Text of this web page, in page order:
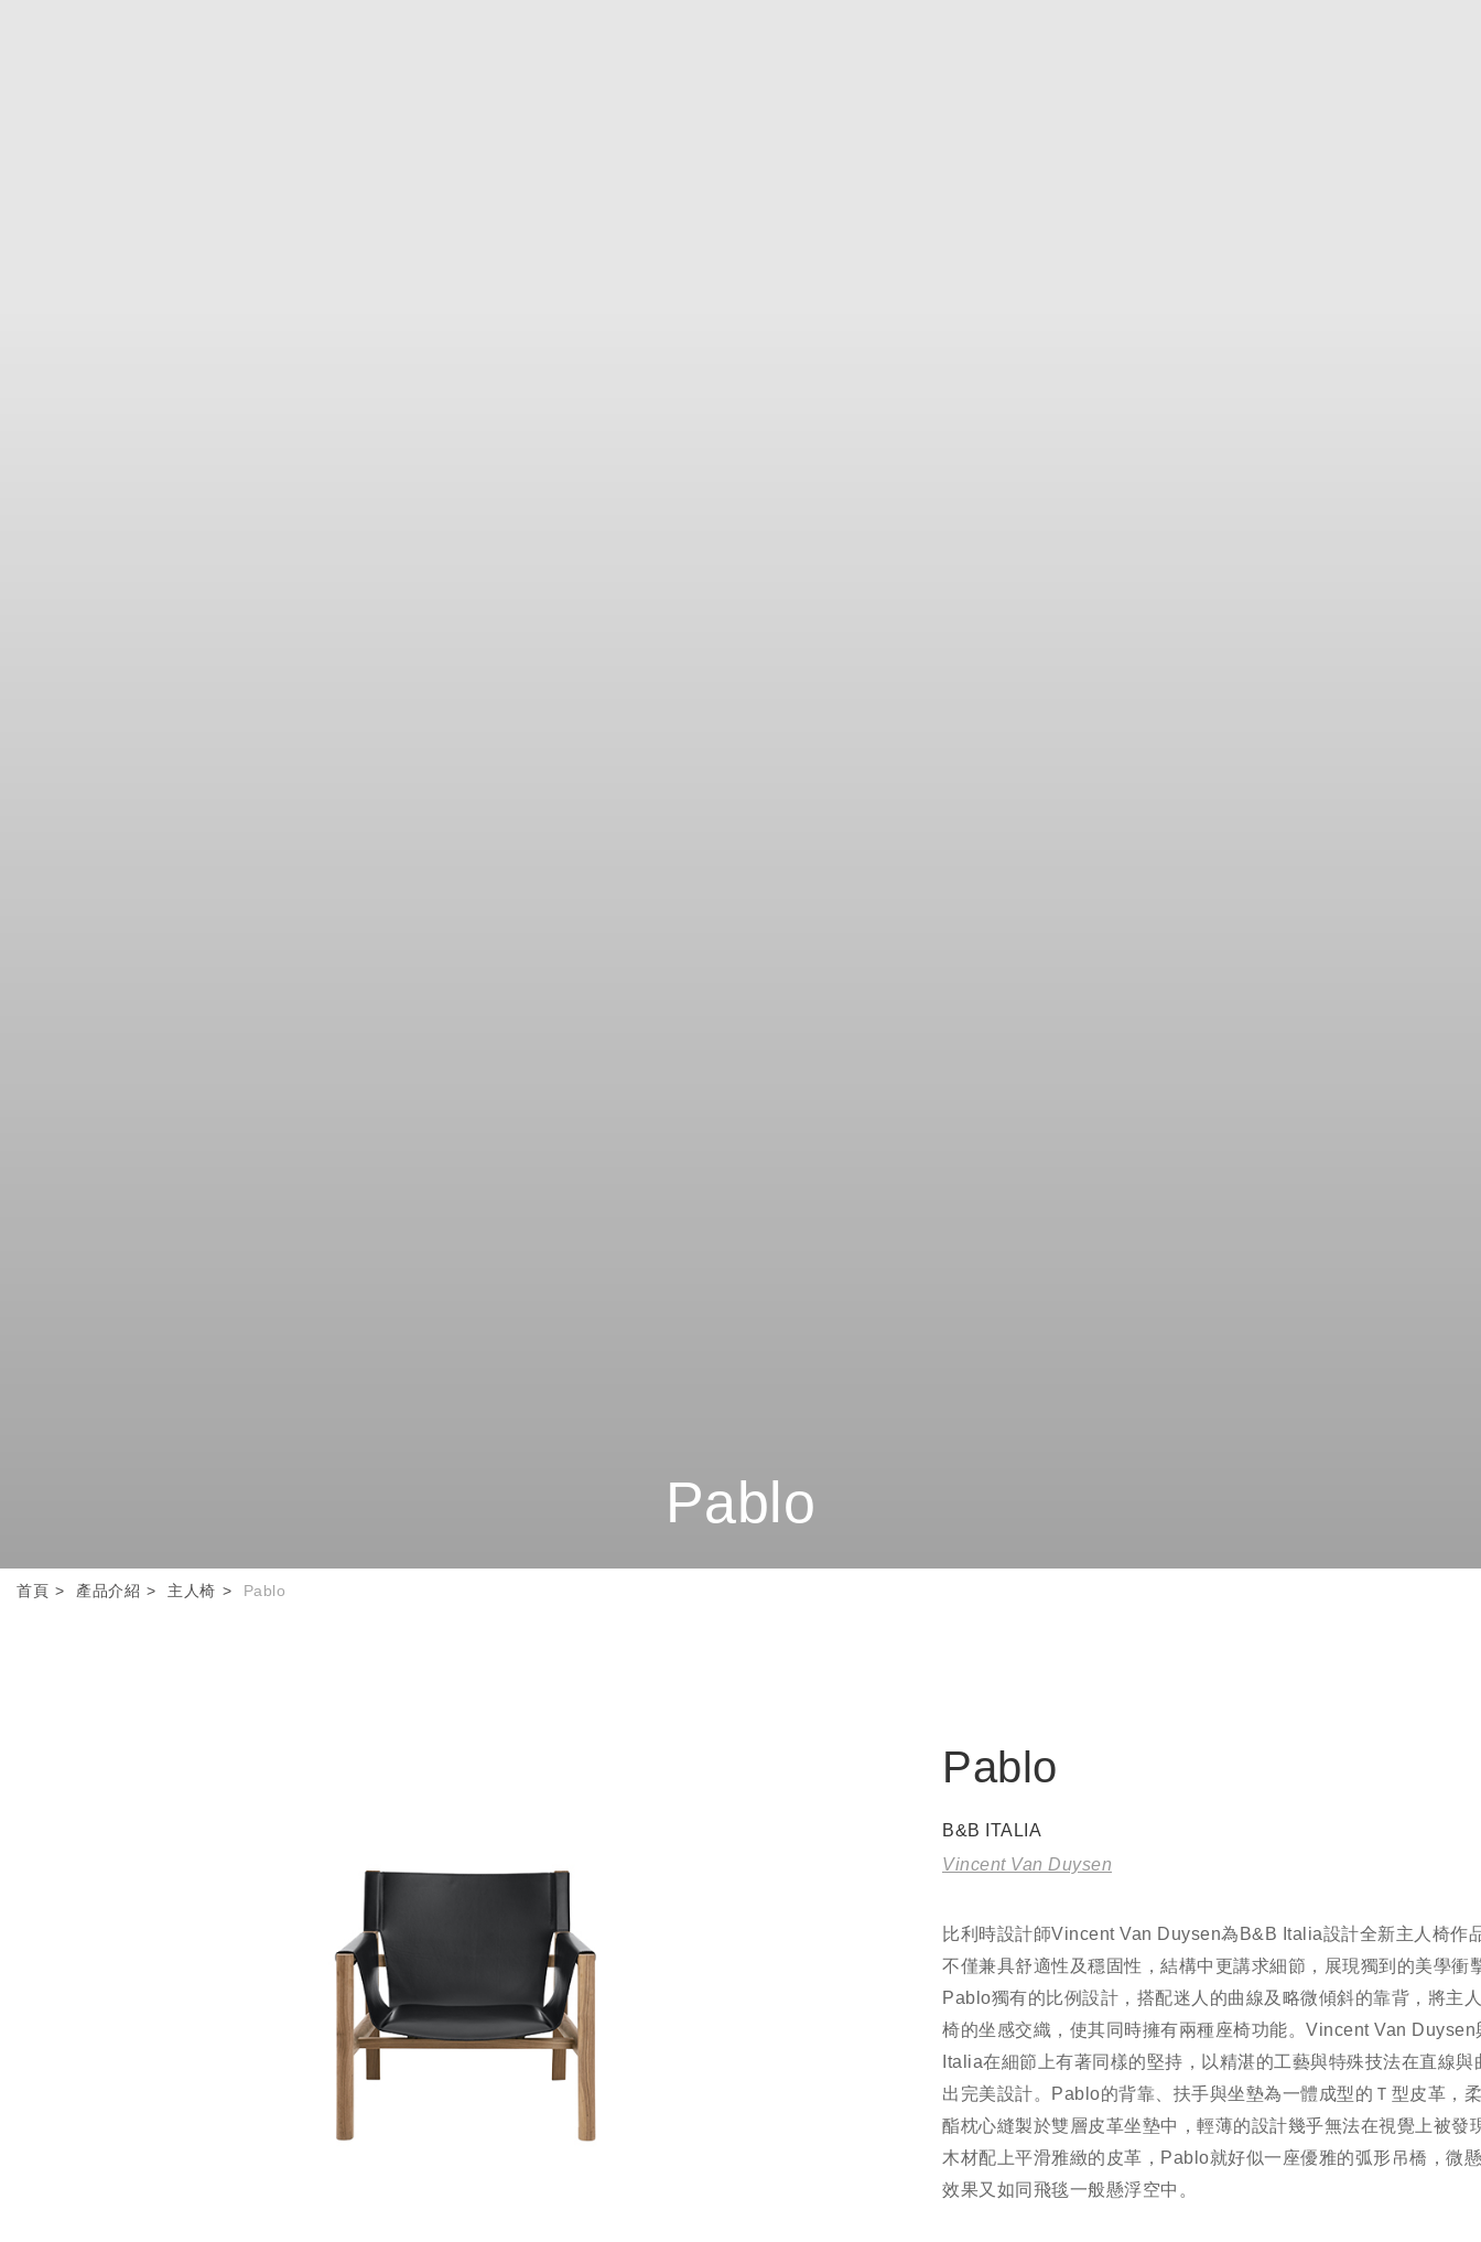
Pablo
首頁 產品介紹 主人椅 Pablo
Pablo
B&B ITALIA
Vincent Van Duysen
比利時設計師Vincent Van Duysen為B&B Italia設計全新主人椅作
不僅兼具舒適性及穩固性，結構中更講求細節，展現獨到的美學衝
Pablo獨有的比例設計，搭配迷人的曲線及略微傾斜的靠背，將主
椅的坐感交織，使其同時擁有兩種座椅功能。Vincent Van Duysen
Italia在細節上有著同樣的堅持，以精湛的工藝與特殊技法在直線與
出完美設計。Pablo的背靠、扶手與坐墊為一體成型的Ｔ型皮革，
酯枕心縫製於雙層皮革坐墊中，輕薄的設計幾乎無法在視覺上被發
木材配上平滑雅緻的皮革，Pablo就好似一座優雅的弧形吊橋，微
效果又如同飛毯一般懸浮空中。